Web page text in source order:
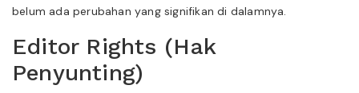
belum ada perubahan yang signifikan di dalamnya.
Editor Rights (Hak
Penyunting)